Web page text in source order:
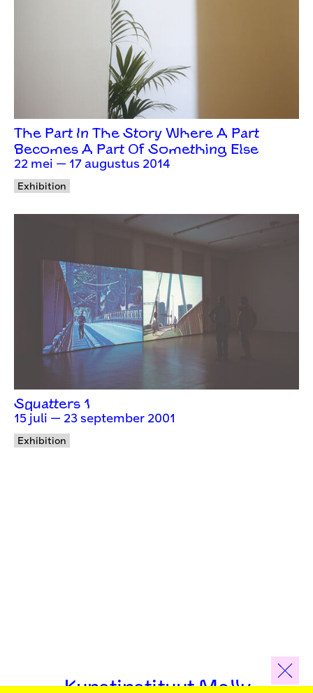
The Part In The Story Where A Part
Becomes A Part Of Something Else
22 mei — 17 augustus 2014
Exhibition
Squatters 1
15 juli — 23 september 2001
Exhibition
Kunstinstituut Melly